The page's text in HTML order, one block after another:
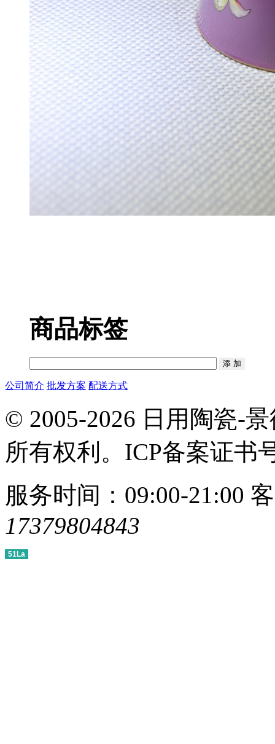
商品标签
公司简介 批发方案 配送方式
© 2005-2026 日用陶瓷-
所有权利。ICP备案证书
服务时间：09:00-21:00
17379804843
51La